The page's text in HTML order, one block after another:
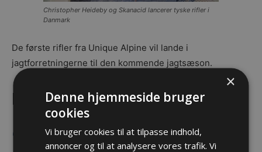
Christopher Heideby og Skanacid lancerer tyske rifler i
Danmark
De første rifler fra Unique Alpine vil lande i
jagtforretningerne til den kommende jagtsæson.
LÆS OGSÅ
Opgradering af en jagtriffel.
×
Denne hjemmeside bruger
cookies
Vi bruger cookies til at tilpasse indhold,
annoncer og til at analysere vores trafik. Vi